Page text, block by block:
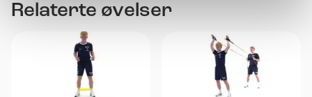
Relaterte øvelser